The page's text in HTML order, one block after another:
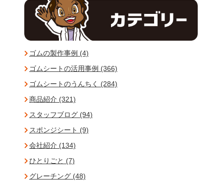
ゴムの製作事例 (4)
ゴムシートの活用事例 (366)
ゴムシートのうんちく (284)
商品紹介 (321)
スタッフブログ (94)
スポンジシート (9)
会社紹介 (134)
ひとりごと (7)
グレーチング (48)